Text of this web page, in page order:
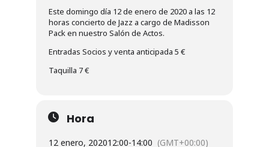
Este domingo día 12 de enero de 2020 a las 12
horas concierto de Jazz a cargo de Madisson
Pack en nuestro Salón de Actos.
Entradas Socios y venta anticipada 5 €
Taquilla 7 €
Hora
12 enero, 202012:00-14:00 (GMT+00:00)